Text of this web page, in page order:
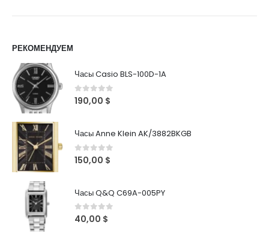
РЕКОМЕНДУЕМ
Часы Casio BLS-100D-1A
0out of 5
190,00 $
Часы Anne Klein AK/3882BKGB
0out of 5
150,00 $
Часы Q&Q C69A-005PY
0 out of 5
40,00 $